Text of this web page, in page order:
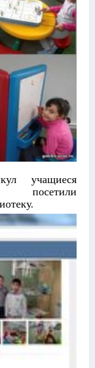
учащиеся
посетили